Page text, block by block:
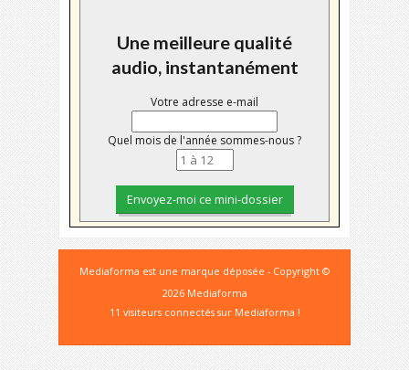
Une meilleure qualité
audio, instantanément
Votre adresse e-mail
Quel mois de l'année sommes-nous ?
Mediaforma est une marque déposée - Copyright ©
2026 Mediaforma
11 visiteurs connectés sur Mediaforma !